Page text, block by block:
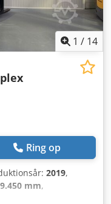
1 / 14
Ring op
2019,
9.450 mm,